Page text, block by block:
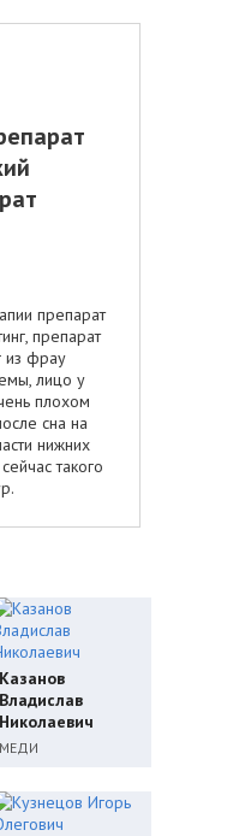
препарат
препарат
из фрау
лицо у
плохом
сна на
нижних
такого
Казанов
Владислав
Николаевич
МЕДИ